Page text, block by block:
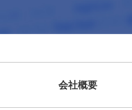
会社概要